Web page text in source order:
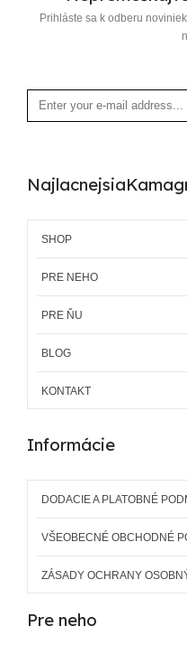
Prihláste sa k odberu
SHOP
PRE NEHO
PRE ŇU
BLOG
KONTAKT
Informácie
DODACIE A PLATOBNÉ
VŠEOBECNÉ OBCHODNÉ
ZÁSADY OCHRANY
Pre neho